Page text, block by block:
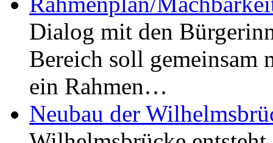
Dialog mit den
Bereich soll gemeinsam
ein Rahmen…
Neubau der